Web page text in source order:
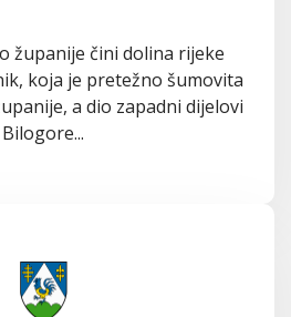
županije čini dolina rijeke
koja je pretežno šumovita
a dio zapadni dijelovi
Bilogore...